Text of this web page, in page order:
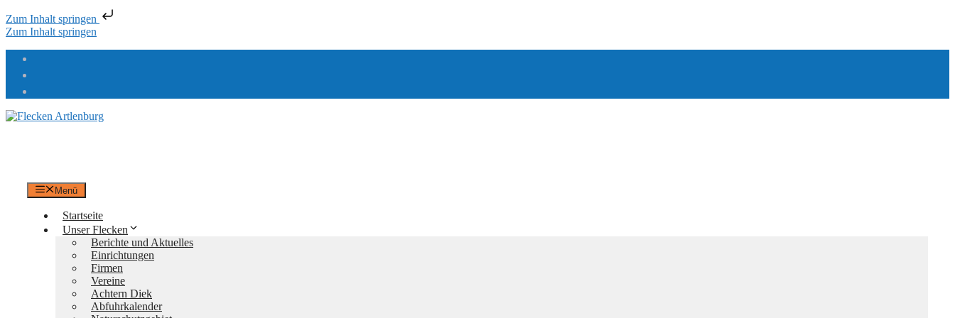
Zum Inhalt springen
Zum Inhalt springen
Menü
Startseite
Unser Flecken
Berichte und Aktuelles
Einrichtungen
Firmen
Vereine
Achtern Diek
Abfuhrkalender